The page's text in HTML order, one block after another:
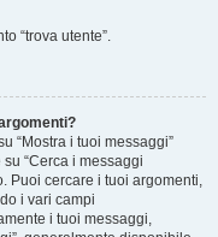
“trova utente”.
“Mostra i tuoi messaggi”
“Cerca i messaggi
Puoi cercare i tuoi argomenti,
i vari campi
i tuoi messaggi,